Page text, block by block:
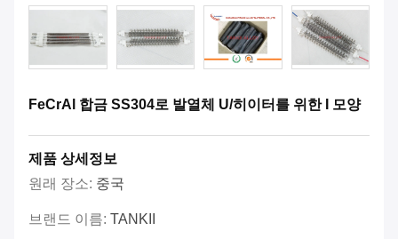
FeCrAl 합금 SS304로 발열체 U/히이터를 위한 I 모양
제품 상세정보
원래 장소: 중국
브랜드 이름: TANKII